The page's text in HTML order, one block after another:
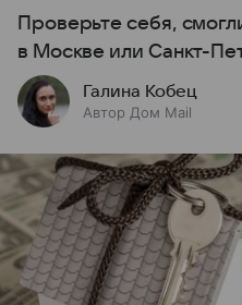
Проверьте себя,
в Москве или Санкт-
Галина Кобец
Автор Дом Mail